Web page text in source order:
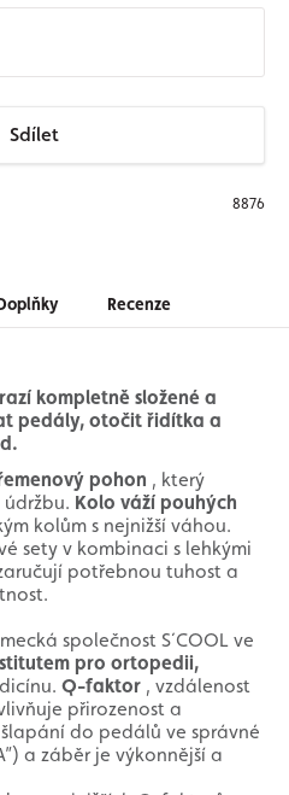
Sdílet
8876
Recenze
kompletně složené a
pedály, otočit řidítka a
pohon , který
Kolo váží pouhých
kolům s nejnižší váhou.
sety v kombinaci s lehkými
potřebnou tuhost a
společnost S´COOL ve
pro ortopedii,
Q-faktor , vzdálenost
přirozenost a
do pedálů ve správné
a záběr je výkonnější a